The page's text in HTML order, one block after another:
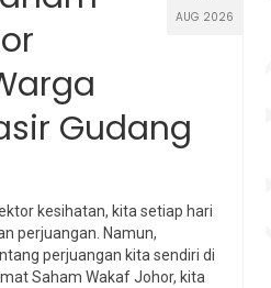
AUG 2026
Gudang
kesihatan, kita setiap hari
perjuangan. Namun,
perjuangan kita sendiri di
Saham Wakaf Johor, kita